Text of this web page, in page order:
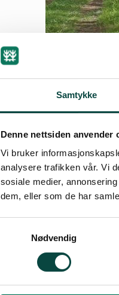
Samtykke
Denne nettsiden anvender
Vi bruker
analysere trafikken vår. Vi
sosiale medier,
dem, eller som de har
Nødvendig
Hvilke
naturen vår?